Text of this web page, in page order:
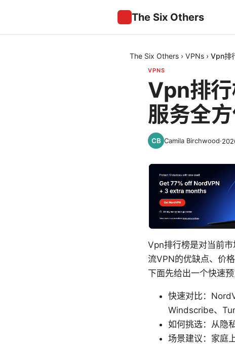
The Six Others
The Six Others › VPNs › Vpn排
VPNS
Vpn排
服务全
Camila Birchwood·
Vpn排行榜是对当前
流VPN的优缺点、价
下面先给出一个快速
快速对比：
Windscribe、
如何挑选：从隐
场景建议：家庭